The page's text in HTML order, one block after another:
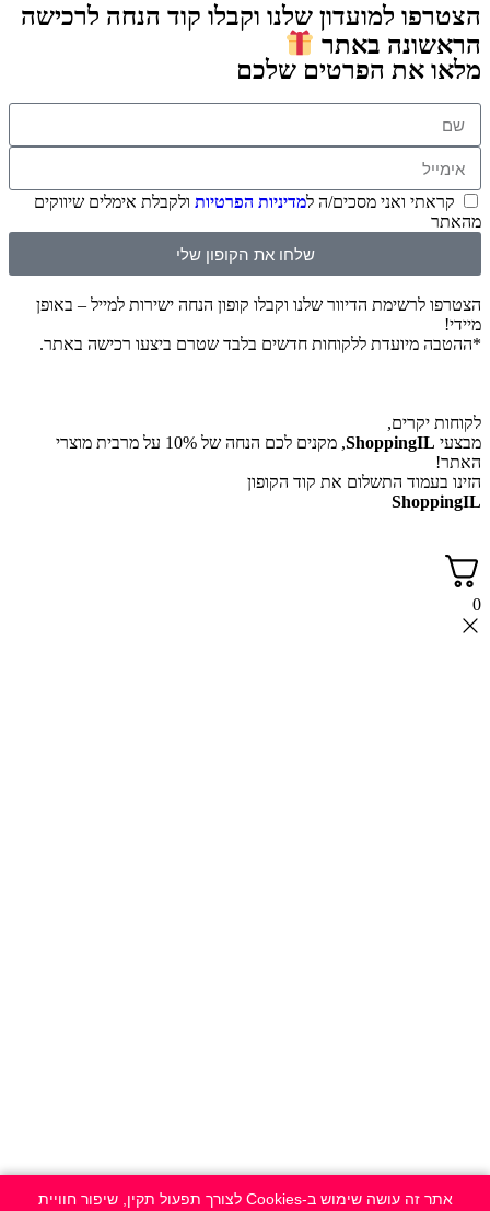
אתר זה עושה שימוש ב-Cookies לצורך תפעול תקין, שיפור חוויית
הצטרפו למועדון שלנו וקבלו קוד הנחה לרכישה
הראשונה באתר
מלאו את הפרטים שלכם
קראתי ואני מסכים/ה למדיניות הפרטיות ולקבלת אימלים שיווקים
מהאתר
שלחו את הקופון שלי
הצטרפו לרשימת הדיוור שלנו וקבלו קופון הנחה ישירות למייל – באופן
מיידי!
*ההטבה מיועדת ללקוחות חדשים בלבד שטרם ביצעו רכישה באתר.
לקוחות יקרים,
מבצעי ShoppingIL
, מקנים לכם הנחה של 10% על מרבית מוצרי
האתר!
הזינו בעמוד התשלום את קוד הקופון
ShoppingIL
0